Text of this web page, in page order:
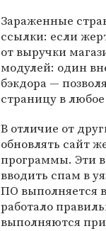
Зараженные
ссылки: если
от выручки
модулей: один
бэкдора —
страницу в
В отличие от
обновлять сайт
программы. Эти
вводить спам в
ПО выполняется
работало
выполняются